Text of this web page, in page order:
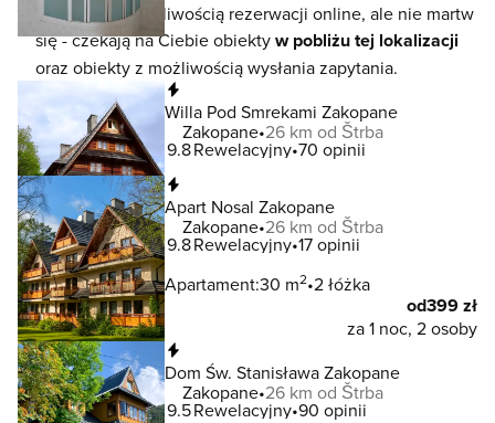
noclegów z możliwością rezerwacji online, ale nie martw
się - czekają na Ciebie obiektyw pobliżu tej lokalizacji
oraz obiekty z możliwością wysłania zapytania.
Willa Pod Smrekami Zakopane
Zakopane 26 km od Štrba
9.8Rewelacyjny 70 opinii
Apart Nosal Zakopane
Zakopane 26 km od Štrba
9.8Rewelacyjny 17 opinii
Apartament:30 m2 2 łóżka
od399 zł
za 1 noc, 2 osoby
Dom Św. Stanisława Zakopane
Zakopane 26 km od Štrba
9.5Rewelacyjny 90 opinii